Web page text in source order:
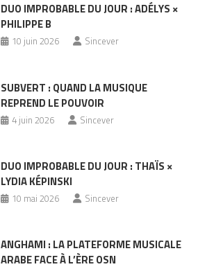
DUO IMPROBABLE DU JOUR : ADÉLYS ×
PHILIPPE B
10 juin 2026 Sincever
SUBVERT : QUAND LA MUSIQUE
REPREND LE POUVOIR
4 juin 2026 Sincever
DUO IMPROBABLE DU JOUR : THAÏS ×
LYDIA KÉPINSKI
10 mai 2026 Sincever
ANGHAMI : LA PLATEFORME MUSICALE
ARABE FACE À L’ÈRE OSN